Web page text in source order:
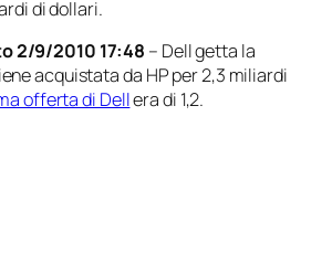
di dollari.
2/9/2010 17:48 – Dell getta la
acquistata da HP per 2,3 miliardi
offerta di Dellera di 1,2.